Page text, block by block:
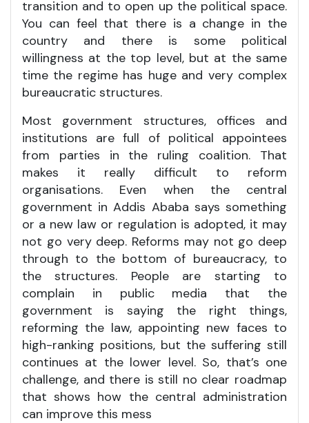
transition and to open up the political space.
You can feel that there is a change in the
country and there is some political
willingness at the top level, but at the same
time the regime has huge and very complex
bureaucratic structures.
Most government structures, offices and
institutions are full of political appointees
from parties in the ruling coalition. That
makes it really difficult to reform
organisations. Even when the central
government in Addis Ababa says something
or a new law or regulation is adopted, it may
not go very deep. Reforms may not go deep
through to the bottom of bureaucracy, to
the structures. People are starting to
complain in public media that the
government is saying the right things,
reforming the law, appointing new faces to
high-ranking positions, but the suffering still
continues at the lower level. So, that’s one
challenge, and there is still no clear roadmap
that shows how the central administration
can improve this mess